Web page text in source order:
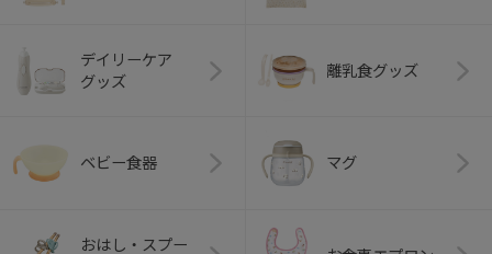
デイリーケア
グッズ
離乳食グッズ
ベビー食器 マグ
おはし・スプー